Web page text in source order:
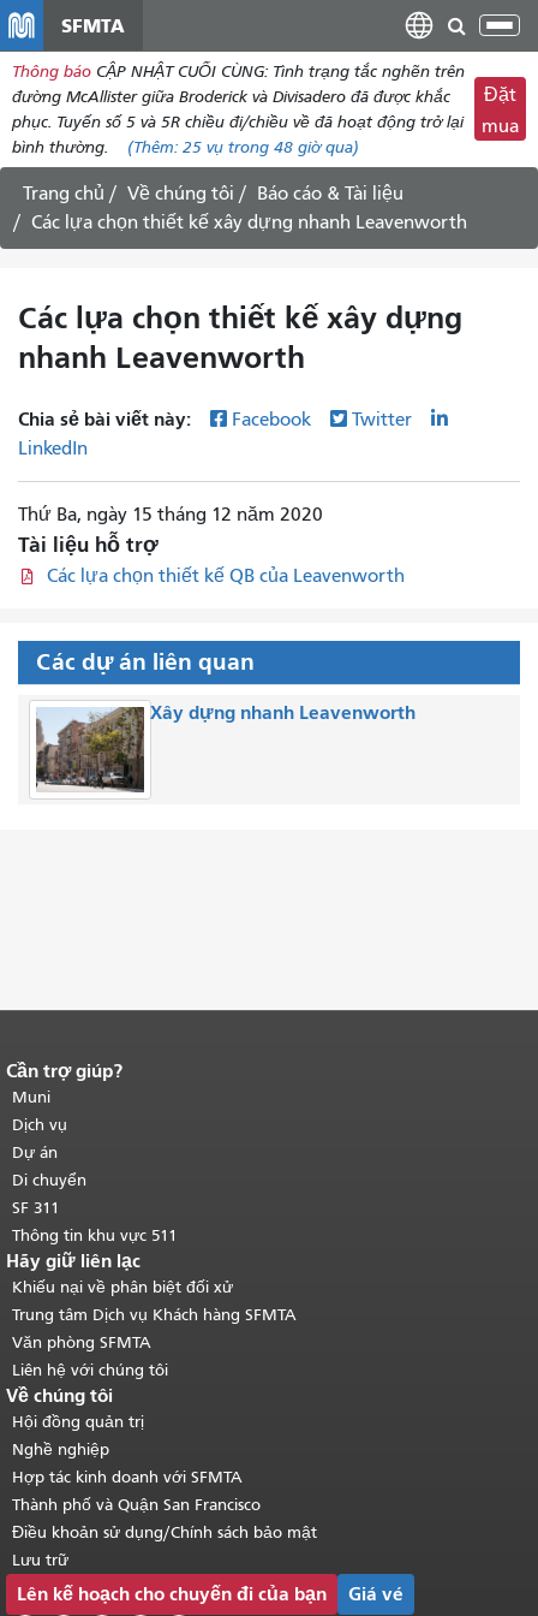
dung
SFMTA
Thông báo CẬP NHẬT CUỐI CÙNG: Tình trạng tắc nghẽn trên
đường McAllister giữa Broderick và Divisadero đã được khắc
phục. Tuyến số 5 và 5R chiều đi/chiều về đã hoạt động trở lại
bình thường.
(Thêm: 25 vụ trong 48 giờ qua)
Đặt
mua
Trang chủ Về chúng tôi
Báo cáo & Tài liệu
Các lựa chọn thiết kế xây dựng nhanh Leavenworth
Các lựa chọn thiết kế xây dựng
nhanh Leavenworth
Chia sẻ bài viết này: Facebook
Twitter
LinkedIn
Thứ Ba, ngày 15 tháng 12 năm 2020
Tài liệu hỗ trợ
Các lựa chọn thiết kế QB của Leavenworth
Các dự án liên quan
Xây dựng nhanh Leavenworth
Kết thúc nội dung trang.
của trang này được lặp lại trên mọi
trang.Quay lại đầu trang nội dung
chính.
Cần trợ giúp?
Muni
Dịch vụ
Dự án
Di chuyển
SF 311
Thông tin khu vực 511
Hãy giữ liên lạc
Khiếu nại về phân biệt đối xử
Trung tâm Dịch vụ Khách hàng SFMTA
Văn phòng SFMTA
Liên hệ với chúng tôi
Về chúng tôi
Hội đồng quản trị
Nghề nghiệp
Hợp tác kinh doanh với SFMTA
Thành phố và Quận San Francisco
Điều khoản sử dụng/Chính sách bảo mật
Lưu trữ
Lên kế hoạch cho chuyến đi của bạn Giá vé